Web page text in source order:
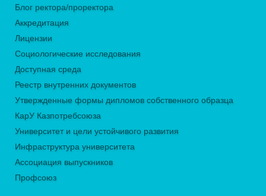
Блог ректора/проректора
Аккредитация
Лицензии
Социологические исследования
Доступная среда
Реестр внутренних документов
Утвержденные формы дипломов собственного образца
КарУ Казпотребсоюза
Университет и цели устойчивого развития
Инфраструктура университета
Ассоциация выпускников
Профсоюз